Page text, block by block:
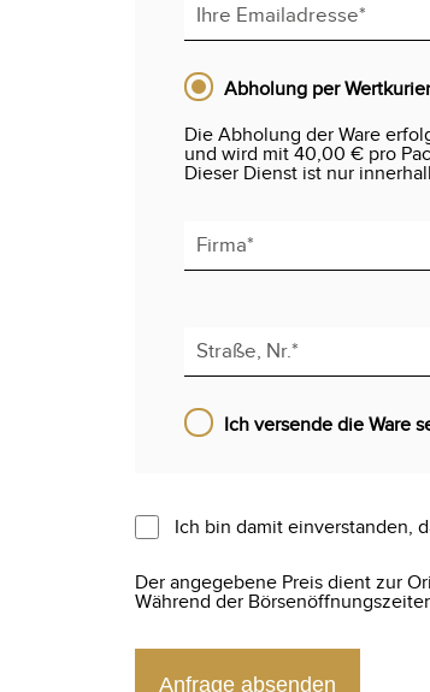
Abholung per
Die Abholung der Ware
und wird mit 40,00 € pro
Dieser Dienst ist nur
Ich versende die Ware
Ich bin damit einverstanden,
Der angegebene Preis dient zur
Während der
Anfrage absenden